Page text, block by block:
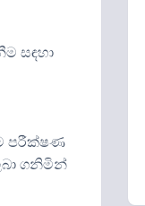
සඳහා
පරීක්ෂණ
ගනිමින්